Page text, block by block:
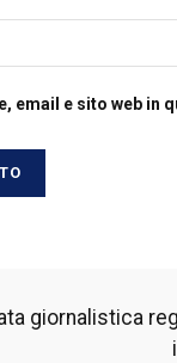
email e sito web in
giornalistica